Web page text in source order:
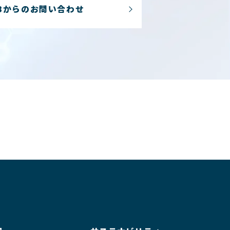
らのお問い合わせ